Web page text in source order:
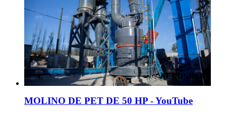
MOLINO DE PET DE 50 HP - YouTube